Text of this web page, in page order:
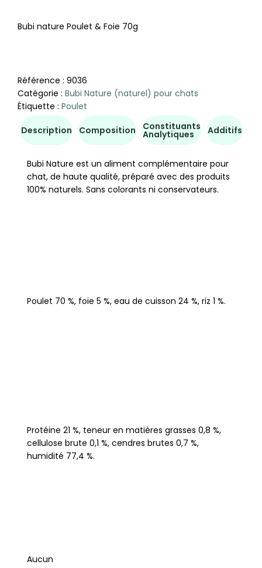
Bubi nature Poulet & Foie 70g
Référence : 9036
Catégorie : Bubi Nature (naturel) pour chats
Étiquette : Poulet
Description Composition Constituants
Analytiques Additifs
Bubi Nature est un aliment complémentaire pour
chat, de haute qualité, préparé avec des produits
100% naturels. Sans colorants ni conservateurs.
Poulet 70 %, foie 5 %, eau de cuisson 24 %, riz 1 %.
Protéine 21 %, teneur en matières grasses 0,8 %,
cellulose brute 0,1 %, cendres brutes 0,7 %,
humidité 77,4 %.
Aucun